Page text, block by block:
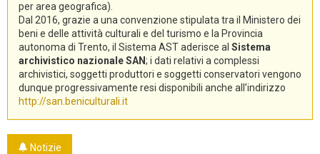
per area geografica).
Dal 2016, grazie a una convenzione stipulata tra il Ministero dei
beni e delle attività culturali e del turismo e la Provincia
autonoma di Trento, il Sistema AST aderisce al Sistema
archivistico nazionale SAN; i dati relativi a complessi
archivistici, soggetti produttori e soggetti conservatori vengono
dunque progressivamente resi disponibili anche all’indirizzo
http://san.beniculturali.it
Notizie